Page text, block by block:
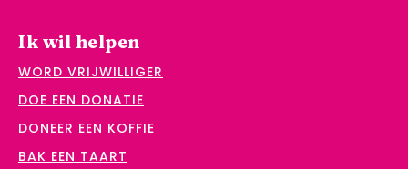
Ik wil helpen
WORD VRIJWILLIGER
DOE EEN DONATIE
DONEER EEN KOFFIE
BAK EEN TAART